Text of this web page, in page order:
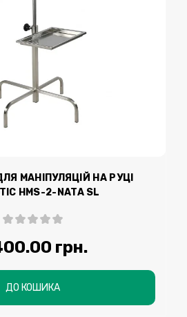
МАНІПУЛЯЦІЙ НА РУЦІ
HMS-2-NATA SL
грн.
ДО КОШИКА